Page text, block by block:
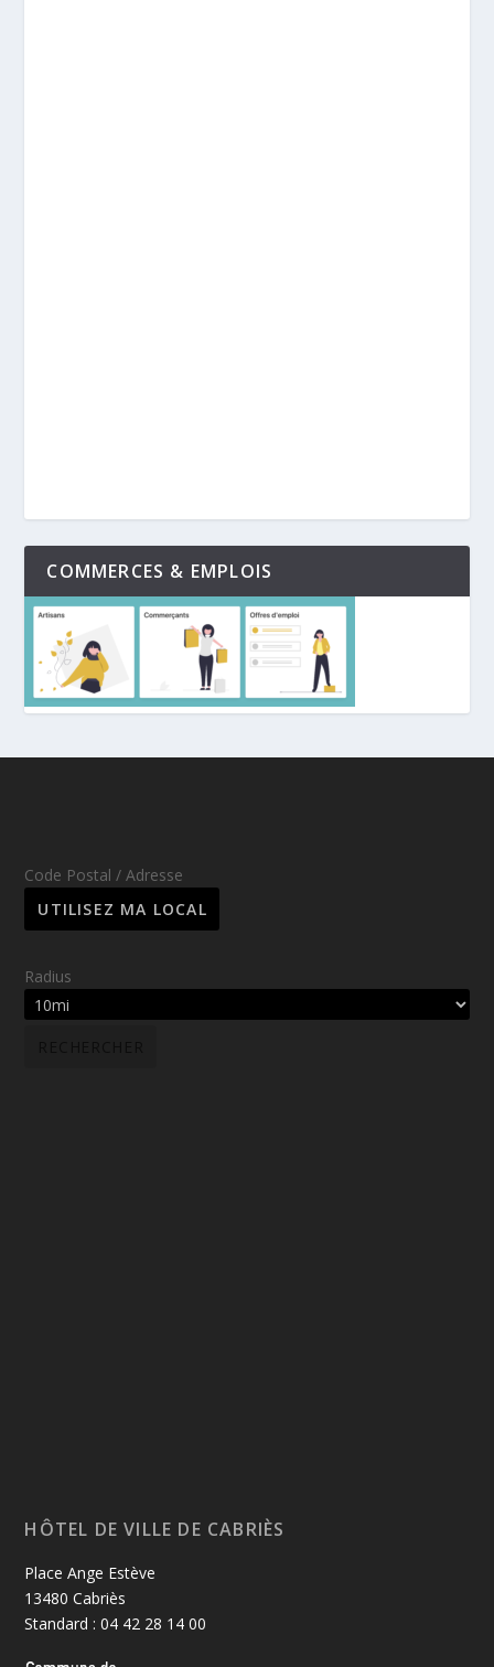
COMMERCES & EMPLOIS
Code Postal / Adresse
Radius
HÔTEL DE VILLE DE CABRIÈS
Place Ange Estève
13480 Cabriès
Standard : 04 42 28 14 00